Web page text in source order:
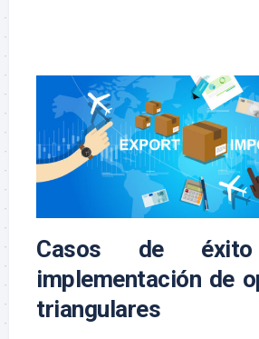
Casos de
implementación de
triangulares